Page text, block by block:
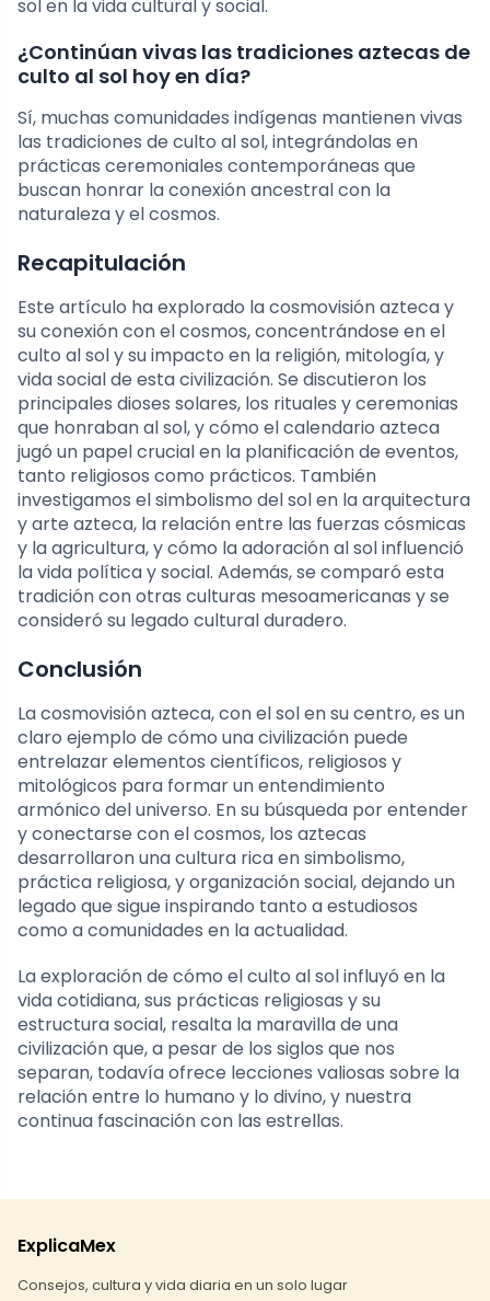
sol en la vida cultural y social.
¿Continúan vivas las tradiciones aztecas de
culto al sol hoy en día?
Sí, muchas comunidades indígenas mantienen vivas
las tradiciones de culto al sol, integrándolas en
prácticas ceremoniales contemporáneas que
buscan honrar la conexión ancestral con la
naturaleza y el cosmos.
Recapitulación
Este artículo ha explorado la cosmovisión azteca y
su conexión con el cosmos, concentrándose en el
culto al sol y su impacto en la religión, mitología, y
vida social de esta civilización. Se discutieron los
principales dioses solares, los rituales y ceremonias
que honraban al sol, y cómo el calendario azteca
jugó un papel crucial en la planificación de eventos,
tanto religiosos como prácticos. También
investigamos el simbolismo del sol en la arquitectura
y arte azteca, la relación entre las fuerzas cósmicas
y la agricultura, y cómo la adoración al sol influenció
la vida política y social. Además, se comparó esta
tradición con otras culturas mesoamericanas y se
consideró su legado cultural duradero.
Conclusión
La cosmovisión azteca, con el sol en su centro, es un
claro ejemplo de cómo una civilización puede
entrelazar elementos científicos, religiosos y
mitológicos para formar un entendimiento
armónico del universo. En su búsqueda por entender
y conectarse con el cosmos, los aztecas
desarrollaron una cultura rica en simbolismo,
práctica religiosa, y organización social, dejando un
legado que sigue inspirando tanto a estudiosos
como a comunidades en la actualidad.
La exploración de cómo el culto al sol influyó en la
vida cotidiana, sus prácticas religiosas y su
estructura social, resalta la maravilla de una
civilización que, a pesar de los siglos que nos
separan, todavía ofrece lecciones valiosas sobre la
relación entre lo humano y lo divino, y nuestra
continua fascinación con las estrellas.
ExplicaMex
Consejos, cultura y vida diaria en un solo lugar